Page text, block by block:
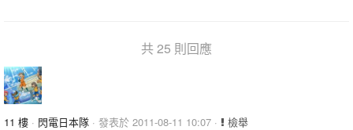
共 25 則回應
11 樓 · 閃電日本隊 · 發表於 2011-08-11 10:07 · 檢舉